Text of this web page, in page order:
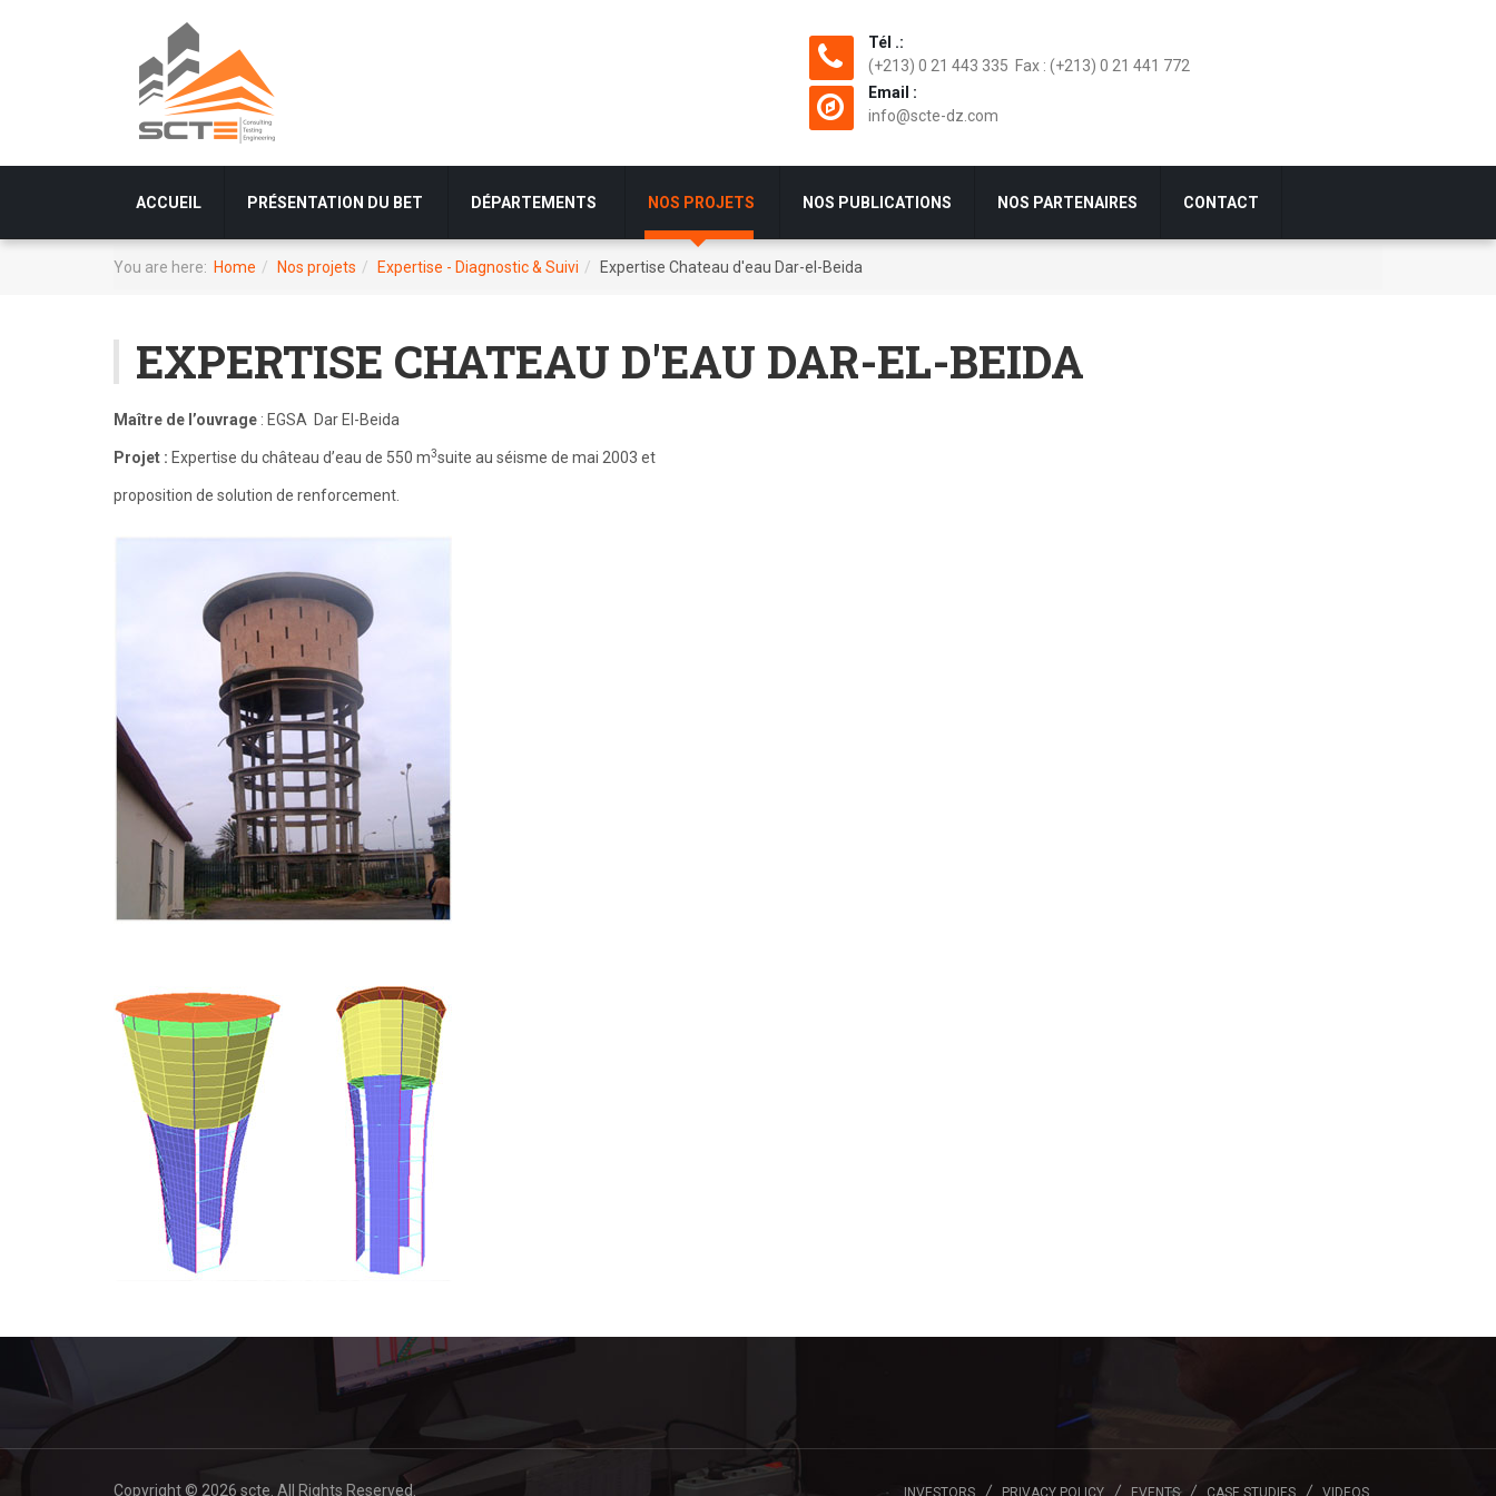
Tél .:
(+213) 0 21 443 335 Fax : (+213) 0 21 441 772
Email :
info@scte-dz.com
ACCUEIL PRÉSENTATION DU BET DÉPARTEMENTS NOS PROJETS NOS PUBLICATIONS NOS PARTENAIRES CONTACT
You are here: Home Nos projets Expertise - Diagnostic & Suivi Expertise Chateau d'eau Dar-el-Beida
EXPERTISE CHATEAU D'EAU DAR-EL-BEIDA
Maître de l’ouvrage : EGSA Dar El-Beida
Projet : Expertise du château d’eau de 550 m3suite au séisme de mai 2003 et
proposition de solution de renforcement.
Copyright © 2026 scte. All Rights Reserved. INVESTORS PRIVACY POLICY EVENTS CASE STUDIES VIDEOS